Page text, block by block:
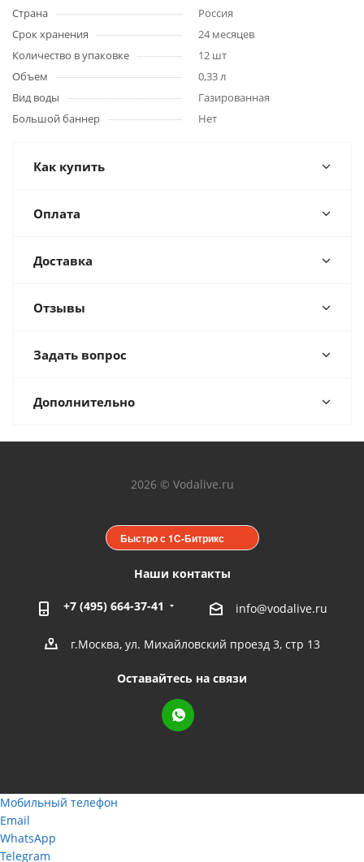
Страна
Россия
Срок хранения
24 месяцев
Количество в упаковке
12 шт
Объем
0,33 л
Вид воды
Газированная
Большой баннер
Нет
Как купить
Оплата
Доставка
Отзывы
Задать вопрос
Дополнительно
2026 © Vodalive.ru
Быстро с 1С-Битрикс
Наши контакты
+7 (495) 664-37-41 info@vodalive.ru
г.Москва, ул. Михайловский проезд 3, стр 13
Оставайтесь на связи
Мобильный телефон
Email
WhatsApp
Telegram